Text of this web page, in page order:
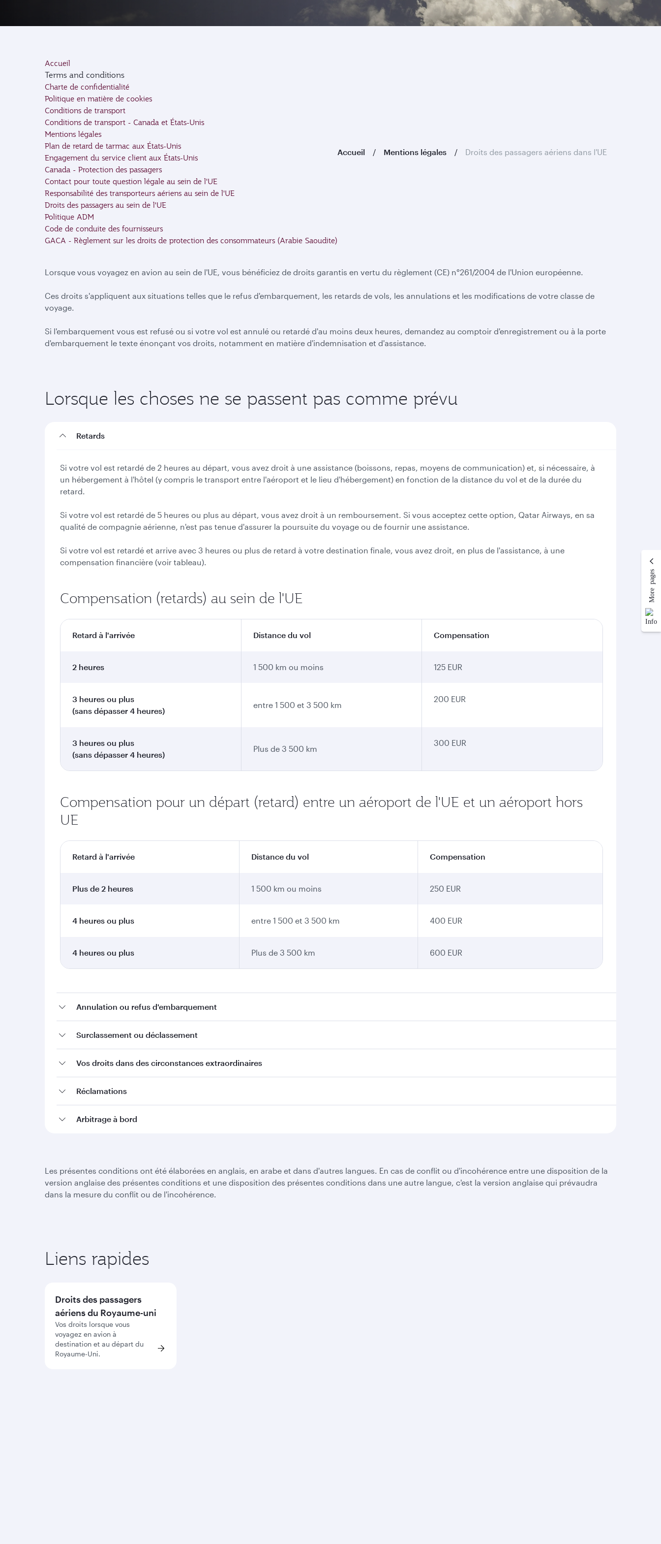
Accueil
Terms and conditions
Charte de confidentialité
Politique en matière de cookies
Conditions de transport
Conditions de transport - Canada et États-Unis
Mentions légales
Plan de retard de tarmac aux États-Unis
Engagement du service client aux États-Unis
Canada - Protection des passagers
Contact pour toute question légale au sein de l'UE
Responsabilité des transporteurs aériens au sein de l'UE
Droits des passagers au sein de l'UE
Politique ADM
Code de conduite des fournisseurs
GACA - Règlement sur les droits de protection des consommateurs (Arabie Saoudite)
Accueil Mentions légales Droits des passagers aériens dans l'UE
Lorsque vous voyagez en avion au sein de l'UE, vous bénéficiez de droits garantis en vertu du règlement (CE) n°261/2004 de l'Union européenne.
Ces droits s'appliquent aux situations telles que le refus d'embarquement, les retards de vols, les annulations et les modifications de votre classe de
voyage.
Si l'embarquement vous est refusé ou si votre vol est annulé ou retardé d'au moins deux heures, demandez au comptoir d'enregistrement ou à la porte
d'embarquement le texte énonçant vos droits, notamment en matière d'indemnisation et d'assistance.
Lorsque les choses ne se passent pas comme prévu
Retards
Si votre vol est retardé de 2 heures au départ, vous avez droit à une assistance (boissons, repas, moyens de communication) et, si nécessaire, à
un hébergement à l'hôtel (y compris le transport entre l'aéroport et le lieu d'hébergement) en fonction de la distance du vol et de la durée du
retard.
Si votre vol est retardé de 5 heures ou plus au départ, vous avez droit à un remboursement. Si vous acceptez cette option, Qatar Airways, en sa
qualité de compagnie aérienne, n'est pas tenue d'assurer la poursuite du voyage ou de fournir une assistance.
Si votre vol est retardé et arrive avec 3 heures ou plus de retard à votre destination finale, vous avez droit, en plus de l'assistance, à une
compensation financière (voir tableau).
Compensation (retards) au sein de l'UE
Retard à l'arrivée Distance du vol Compensation
2 heures 1 500 km ou moins 125 EUR
3 heures ou plus
(sans dépasser 4 heures)
entre 1 500 et 3 500 km
200 EUR
3 heures ou plus
(sans dépasser 4 heures)
Plus de 3 500 km
300 EUR
Compensation pour un départ (retard) entre un aéroport de l'UE et un aéroport hors
UE
Retard à l'arrivée Distance du vol Compensation
Plus de 2 heures 1 500 km ou moins 250 EUR
4 heures ou plus entre 1 500 et 3 500 km 400 EUR
4 heures ou plus Plus de 3 500 km 600 EUR
Annulation ou refus d'embarquement
Surclassement ou déclassement
Vos droits dans des circonstances extraordinaires
Réclamations
Arbitrage à bord
Les présentes conditions ont été élaborées en anglais, en arabe et dans d'autres langues. En cas de conflit ou d'incohérence entre une disposition de la
version anglaise des présentes conditions et une disposition des présentes conditions dans une autre langue, c'est la version anglaise qui prévaudra
dans la mesure du conflit ou de l'incohérence.
Liens rapides
Droits des passagers
aériens du Royaume-uni
Vos droits lorsque vous
voyagez en avion à
destination et au départ du
Royaume-Uni.
More pages